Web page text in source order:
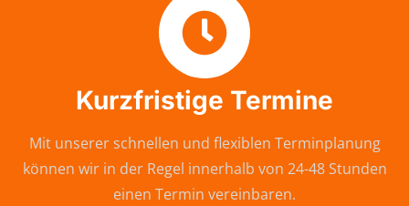
Kurzfristige Termine
Mit unserer schnellen und flexiblen Terminplanung
können wir in der Regel innerhalb von 24-48 Stunden
einen Termin vereinbaren.